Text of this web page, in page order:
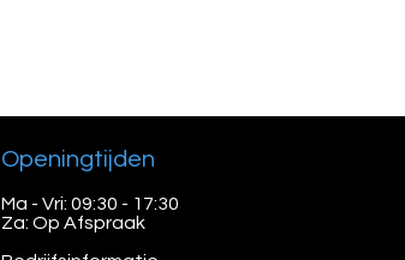
Openingtijden
Ma - Vri: 09:30 - 17:30
Za: Op Afspraak